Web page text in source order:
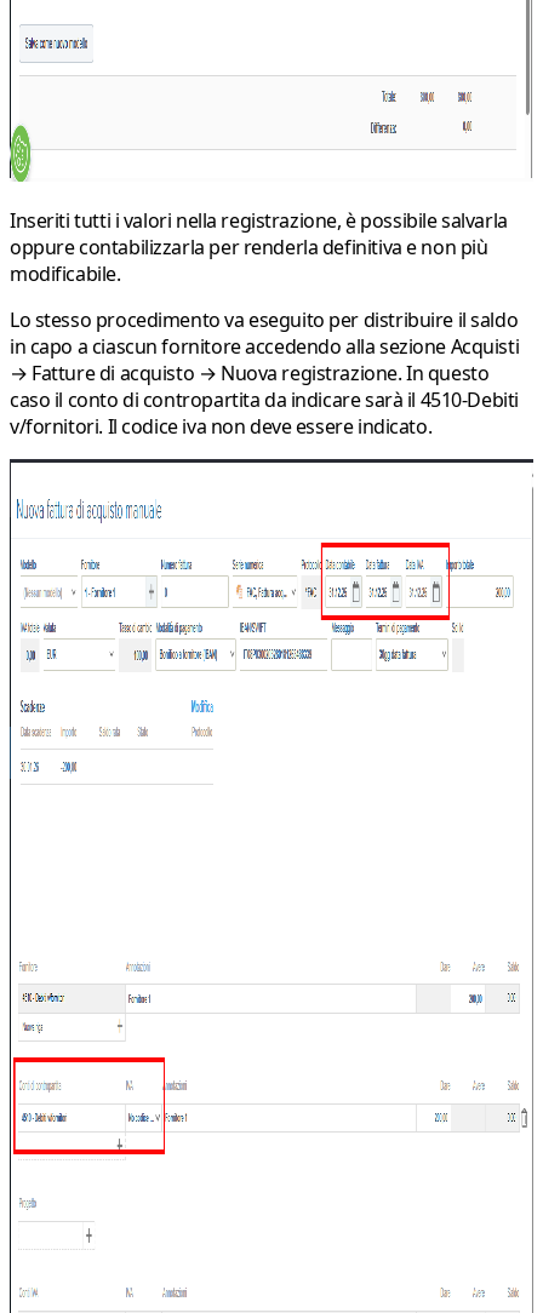
Inseriti tutti i valori nella registrazione, è possibile salvarla
oppure contabilizzarla per renderla definitiva e non più
modificabile.
Lo stesso procedimento va eseguito per distribuire il saldo
in capo a ciascun fornitore accedendo alla sezioneAcquisti
→ Fatture di acquisto → Nuova registrazione. In questo
caso il conto di contropartita da indicare sarà il 4510-Debiti
v/fornitori. Il codice iva non deve essere indicato.